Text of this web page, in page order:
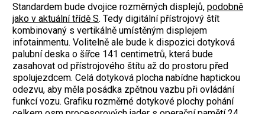
Standardem bude dvojice rozměrných displejů, podobně
jako v aktuální třídě S. Tedy digitální přístrojový štít
kombinovaný s vertikálně umístěným displejem
infotainmentu. Volitelně ale bude k dispozici dotyková
palubní deska o šířce 141 centimetrů, která bude
zasahovat od přístrojového štítu až do prostoru před
spolujezdcem. Celá dotyková plocha nabídne haptickou
odezvu, aby měla posádka zpětnou vazbu při ovládání
funkcí vozu. Grafiku rozměrné dotykové plochy pohání